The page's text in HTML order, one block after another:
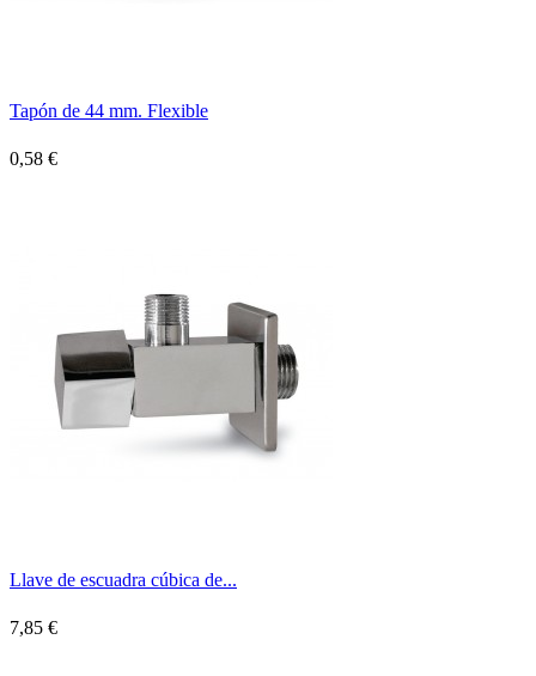
Tapón de 44 mm. Flexible
0,58 €
Llave de escuadra cúbica de...
7,85 €